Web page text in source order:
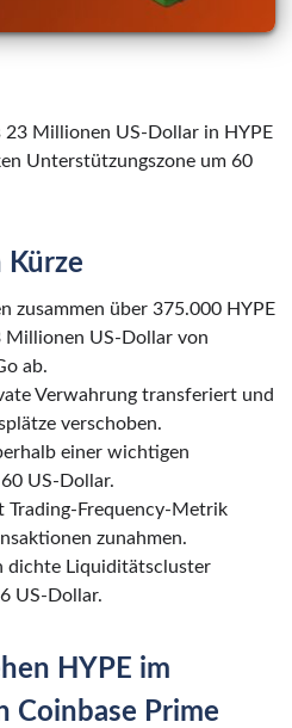
23 Millionen US-Dollar in HYPE
Unterstützungszone um 60
Kürze
zusammen über 375.000 HYPE
Millionen US-Dollar von
ab.
Verwahrung transferiert und
verschoben.
einer wichtigen
US-Dollar.
Trading-Frequency-Metrik
zunahmen.
dichte Liquiditätscluster
US-Dollar.
HYPE im
Coinbase Prime